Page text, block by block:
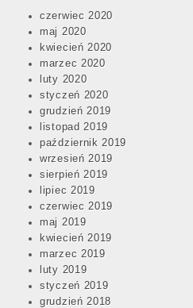
czerwiec 2020
maj 2020
kwiecień 2020
marzec 2020
luty 2020
styczeń 2020
grudzień 2019
listopad 2019
październik 2019
wrzesień 2019
sierpień 2019
lipiec 2019
czerwiec 2019
maj 2019
kwiecień 2019
marzec 2019
luty 2019
styczeń 2019
grudzień 2018